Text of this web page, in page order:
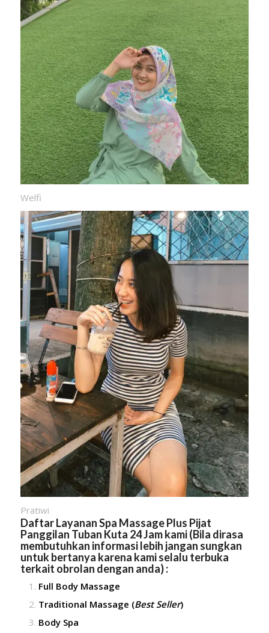
Welfi
Pratiwi
DaftarLayananSpa Massage Plus Pijat
Panggilan Tuban Kuta 24 Jam kami (Bila dirasa
membutuhkan informasi lebih jangan sungkan
untuk bertanya karena kami selalu terbuka
terkait obrolan dengan anda) :
Full Body Massage
Traditional Massage (Best Seller)
Body Spa